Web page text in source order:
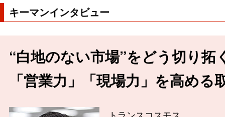
キーマンインタビュー
“白地のない市場”をどう切り
「営業力」「現場力」を高める